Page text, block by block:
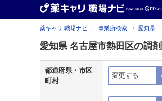
薬キャリ 職場ナビ 事業所検索 愛知県
愛知県 名古屋市熱田区の調
都道府県・市区
町村
変更する